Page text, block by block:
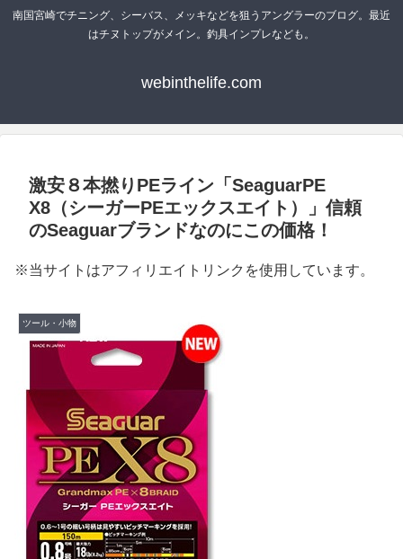
南国宮崎でチニング、シーバス、メッキなどを狙うアングラーのブログ。最近
はチヌトップがメイン。釣具インプレなども。
webinthelife.com
激安８本撚りPEライン「SeaguarPE
X8（シーガーPEエックスエイト）」信頼
のSeaguarブランドなのにこの価格！
※当サイトはアフィリエイトリンクを使用しています。
ツール・小物